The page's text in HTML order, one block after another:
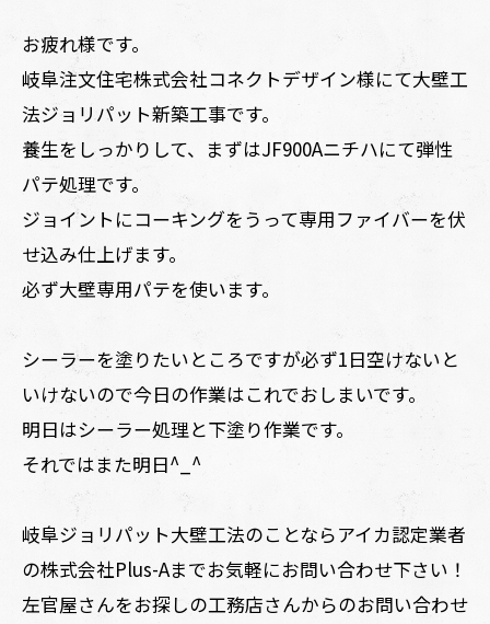
お疲れ様です。
岐阜注文住宅株式会社コネクトデザイン様にて大壁工
法ジョリパット新築工事です。
養生をしっかりして、まずはJF900Aニチハにて弾性
パテ処理です。
ジョイントにコーキングをうって専用ファイバーを伏
せ込み仕上げます。
必ず大壁専用パテを使います。
シーラーを塗りたいところですが必ず1日空けないと
いけないので今日の作業はこれでおしまいです。
明日はシーラー処理と下塗り作業です。
それではまた明日^_^
岐阜ジョリパット大壁工法のことならアイカ認定業者
の株式会社Plus-Aまでお気軽にお問い合わせ下さい！
左官屋さんをお探しの工務店さんからのお問い合わせ